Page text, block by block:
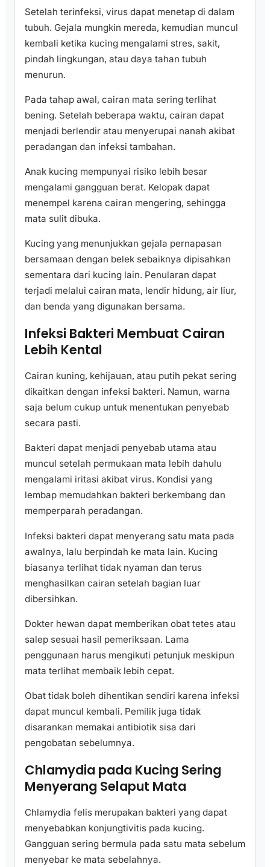
Setelah terinfeksi, virus dapat menetap di dalam
tubuh. Gejala mungkin mereda, kemudian muncul
kembali ketika kucing mengalami stres, sakit,
pindah lingkungan, atau daya tahan tubuh
menurun.
Pada tahap awal, cairan mata sering terlihat
bening. Setelah beberapa waktu, cairan dapat
menjadi berlendir atau menyerupai nanah akibat
peradangan dan infeksi tambahan.
Anak kucing mempunyai risiko lebih besar
mengalami gangguan berat. Kelopak dapat
menempel karena cairan mengering, sehingga
mata sulit dibuka.
Kucing yang menunjukkan gejala pernapasan
bersamaan dengan belek sebaiknya dipisahkan
sementara dari kucing lain. Penularan dapat
terjadi melalui cairan mata, lendir hidung, air liur,
dan benda yang digunakan bersama.
Infeksi Bakteri Membuat Cairan
Lebih Kental
Cairan kuning, kehijauan, atau putih pekat sering
dikaitkan dengan infeksi bakteri. Namun, warna
saja belum cukup untuk menentukan penyebab
secara pasti.
Bakteri dapat menjadi penyebab utama atau
muncul setelah permukaan mata lebih dahulu
mengalami iritasi akibat virus. Kondisi yang
lembap memudahkan bakteri berkembang dan
memperparah peradangan.
Infeksi bakteri dapat menyerang satu mata pada
awalnya, lalu berpindah ke mata lain. Kucing
biasanya terlihat tidak nyaman dan terus
menghasilkan cairan setelah bagian luar
dibersihkan.
Dokter hewan dapat memberikan obat tetes atau
salep sesuai hasil pemeriksaan. Lama
penggunaan harus mengikuti petunjuk meskipun
mata terlihat membaik lebih cepat.
Obat tidak boleh dihentikan sendiri karena infeksi
dapat muncul kembali. Pemilik juga tidak
disarankan memakai antibiotik sisa dari
pengobatan sebelumnya.
Chlamydia pada Kucing Sering
Menyerang Selaput Mata
Chlamydia felis merupakan bakteri yang dapat
menyebabkan konjungtivitis pada kucing.
Gangguan sering bermula pada satu mata sebelum
menyebar ke mata sebelahnya.